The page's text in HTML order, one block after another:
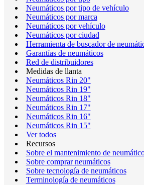
Neumáticos por tipo de vehículo
Neumáticos por marca
Neumáticos por vehículo
Neumáticos por ciudad
Herramienta de buscador de
Garantías de neumáticos
Red de distribuidores
Medidas de llanta
Neumáticos Rin 20"
Neumáticos Rin 19"
Neumáticos Rin 18"
Neumáticos Rin 17"
Neumáticos Rin 16"
Neumáticos Rin 15"
Ver todos
Recursos
Sobre el mantenimiento de
Sobre comprar neumáticos
Sobre tecnología de neumáticos
Terminología de neumáticos